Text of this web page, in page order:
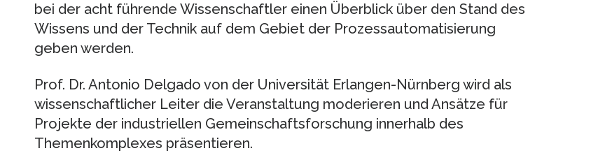
bei der acht führende Wissenschaftler einen Überblick über den Stand des
Wissens und der Technik auf dem Gebiet der Prozessautomatisierung
geben werden.
Prof. Dr. Antonio Delgado von der Universität Erlangen-Nürnberg wird als
wissenschaftlicher Leiter die Veranstaltung moderieren und Ansätze für
Projekte der industriellen Gemeinschaftsforschung innerhalb des
Themenkomplexes präsentieren.